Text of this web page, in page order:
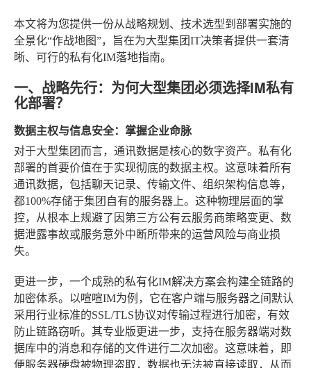
本文将为您提供一份从战略规划、技术选型到部署实施的
全景化“作战地图”，旨在为大型集团IT决策者提供一套清
晰、可行的私有化IM落地指南。
一、战略先行：为何大型集团必须选择IM私有
化部署？
数据主权与信息安全：掌握企业命脉
对于大型集团而言，通讯数据是核心的数字资产。私有化
部署的首要价值在于实现彻底的数据主权。这意味着所有
通讯数据，包括聊天记录、传输文件、组织架构信息等，
都100%存储于集团自有的服务器上。这种物理层面的掌
控，从根本上规避了因第三方公有云服务商策略变更、数
据泄露事故或服务意外中断所带来的运营风险与商业损
失。
更进一步，一个成熟的私有化IM解决方案会构建全链路的
加密体系。以喧喧IM为例，它在客户端与服务器之间默认
采用行业标准的SSL/TLS协议对传输过程进行加密，有效
防止链路窃听。其专业版更进一步，支持在服务器端对数
据库中的消息和存储的文件进行二次加密。这意味着，即
便服务器硬盘被物理盗取，数据也无法被直接读取，从而